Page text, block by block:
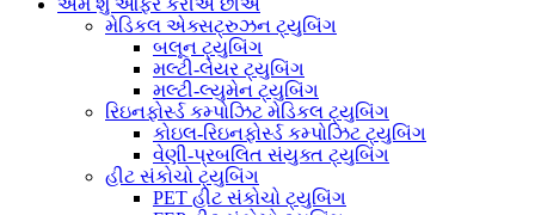
અમે શું ઑફર કરીએ છીએ
મેડિકલ એક્સટ્રુઝન ટ્યુબિંગ
બલૂન ટ્યુબિંગ
મલ્ટી-લેયર ટ્યુબિંગ
મલ્ટી-લ્યુમેન ટ્યુબિંગ
રિઇનફોર્સ્ડ કમ્પોઝિટ મેડિકલ ટ્યુબિંગ
કોઇલ-રિઇનફોર્સ્ડ કમ્પોઝિટ ટ્યુબિંગ
વેણી-પ્રબલિત સંયુક્ત ટ્યુબિંગ
હીટ સંકોચો ટ્યુબિંગ
PET હીટ સંકોચો ટ્યુબિંગ